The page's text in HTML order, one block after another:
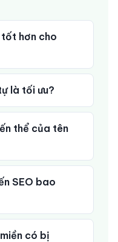
tốt hơn cho
là tối ưu?
thể của tên
SEO bao
có bị